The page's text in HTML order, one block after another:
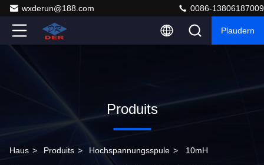
wxderun@188.com 0086-13806187009
Plaudern
Produits
Haus > Produits > Hochspannungsspule > 10mH